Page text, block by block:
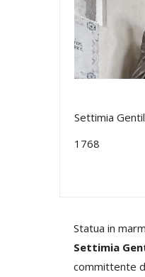
Settimia
1768
Statua in
Settimia
committente